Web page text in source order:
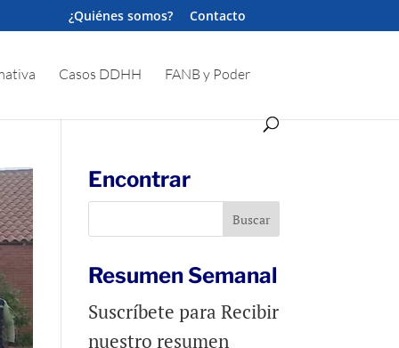
¿Quiénes somos? Contacto
Casos DDHH FANB y Poder
Encontrar
Resumen Semanal
Suscríbete para Recibir
nuestro resumen